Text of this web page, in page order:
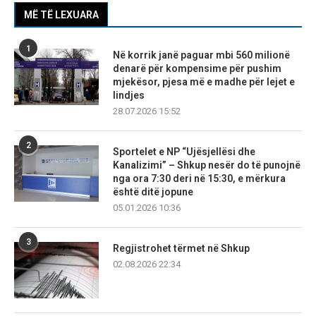
MË TË LEXUARA
1
Në korrik janë paguar mbi 560 milionë
denarë për kompensime për pushim
mjekësor, pjesa më e madhe për lejet e
lindjes
28.07.2026 15:52
2
Sportelet e NP “Ujësjellësi dhe
Kanalizimi” – Shkup nesër do të punojnë
nga ora 7:30 deri në 15:30, e mërkura
është ditë jopune
05.01.2026 10:36
3
Regjistrohet tërmet në Shkup
02.08.2026 22:34